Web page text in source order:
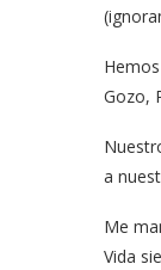
Gozo,
a
Me
Vida